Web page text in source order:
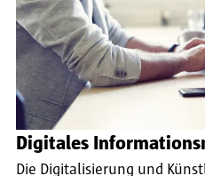
Digitales
Die Digitalisierung und